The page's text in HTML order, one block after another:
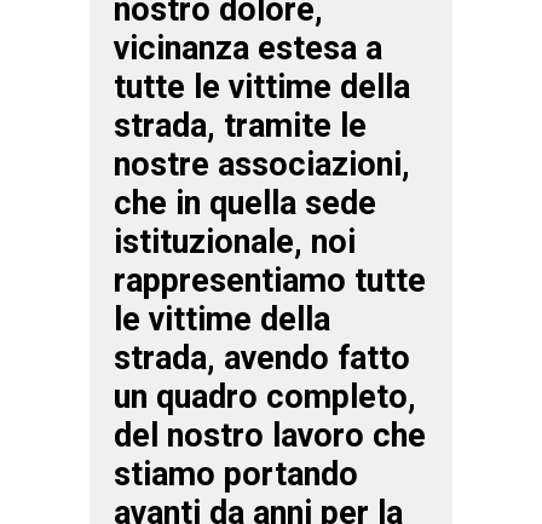
nostro dolore,
vicinanza estesa a
tutte le vittime della
strada, tramite le
nostre associazioni,
che in quella sede
istituzionale, noi
rappresentiamo tutte
le vittime della
strada, avendo fatto
un quadro completo,
del nostro lavoro che
stiamo portando
avanti da anni per la